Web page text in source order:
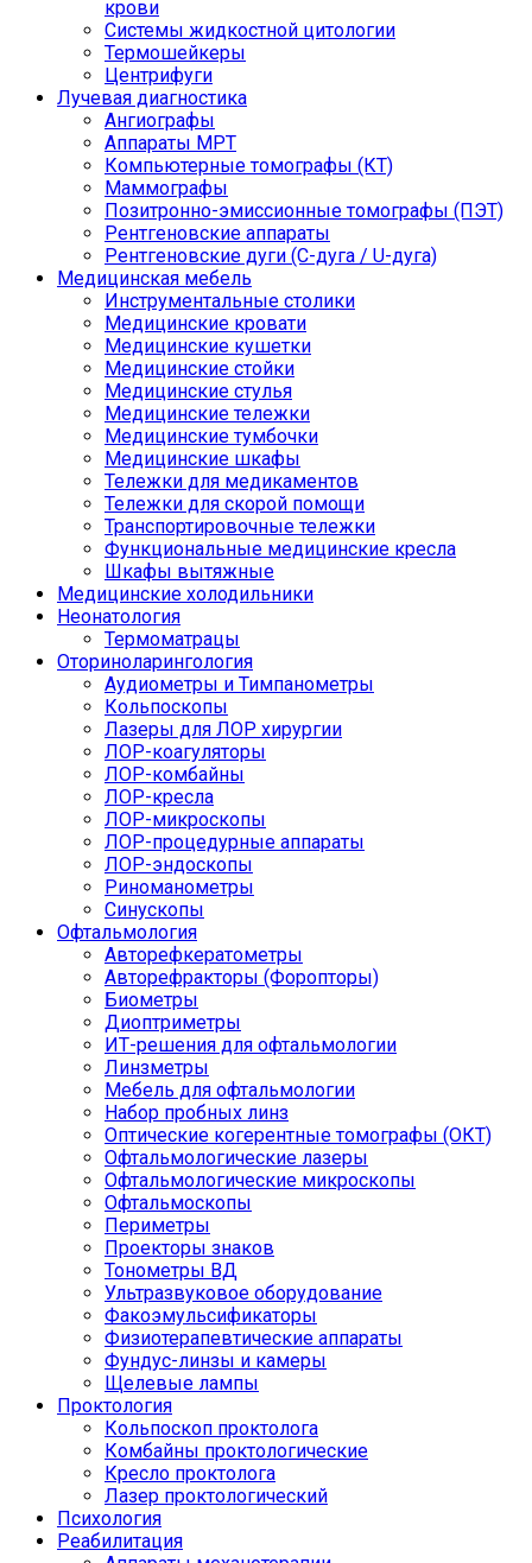
крови
Системы жидкостной цитологии
Термошейкеры
Центрифуги
Лучевая диагностика
Ангиографы
Аппараты МРТ
Компьютерные томографы (КТ)
Маммографы
Позитронно-эмиссионные томографы (ПЭТ)
Рентгеновские аппараты
Рентгеновские дуги (С-дуга / U-дуга)
Медицинская мебель
Инструментальные столики
Медицинские кровати
Медицинские кушетки
Медицинские стойки
Медицинские стулья
Медицинские тележки
Медицинские тумбочки
Медицинские шкафы
Тележки для медикаментов
Тележки для скорой помощи
Транспортировочные тележки
Функциональные медицинские кресла
Шкафы вытяжные
Медицинские холодильники
Неонатология
Термоматрацы
Оториноларингология
Аудиометры и Тимпанометры
Кольпоскопы
Лазеры для ЛОР хирургии
ЛОР-коагуляторы
ЛОР-комбайны
ЛОР-кресла
ЛОР-микроскопы
ЛОР-процедурные аппараты
ЛОР-эндоскопы
Риноманометры
Синускопы
Офтальмология
Авторефкератометры
Авторефракторы (Форопторы)
Биометры
Диоптриметры
ИТ-решения для офтальмологии
Линзметры
Мебель для офтальмологии
Набор пробных линз
Оптические когерентные томографы (ОКТ)
Офтальмологические лазеры
Офтальмологические микроскопы
Офтальмоскопы
Периметры
Проекторы знаков
Тонометры ВД
Ультразвуковое оборудование
Факоэмульсификаторы
Физиотерапевтические аппараты
Фундус-линзы и камеры
Щелевые лампы
Проктология
Кольпоскоп проктолога
Комбайны проктологические
Кресло проктолога
Лазер проктологический
Психология
Реабилитация